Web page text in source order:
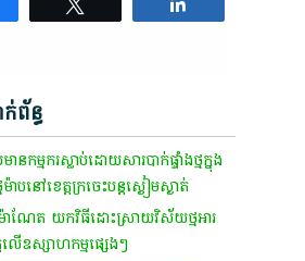
ព័ន្ធ
កម្មករស្លាប់ដោយសារបាក់ផ្ទាំងថ្មក្នុង
ម៉ាបនៅខេត្តក្រចេះបន្តស្ងៀមស្ងាត់
ែ​ត យកវិធី​ដោះ​ស្រាយ​វិស័យ​ថ្មអារ​​​
លើ​​ឧស្សាហកម្ម​ផ្សេងៗ